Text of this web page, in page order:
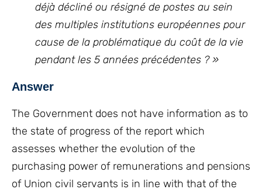
déjà décliné ou résigné de postes au sein
des multiples institutions européennes pour
cause de la problématique du coût de la vie
pendant les 5 années précédentes ? »
Answer
The Government does not have information as to
the state of progress of the report which
assesses whether the evolution of the
purchasing power of remunerations and pensions
of Union civil servants is in line with that of the